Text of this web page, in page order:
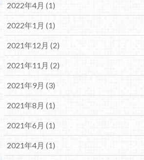
2022年4月 (1)
2022年1月 (1)
2021年12月 (2)
2021年11月 (2)
2021年9月 (3)
2021年8月 (1)
2021年6月 (1)
2021年4月 (1)